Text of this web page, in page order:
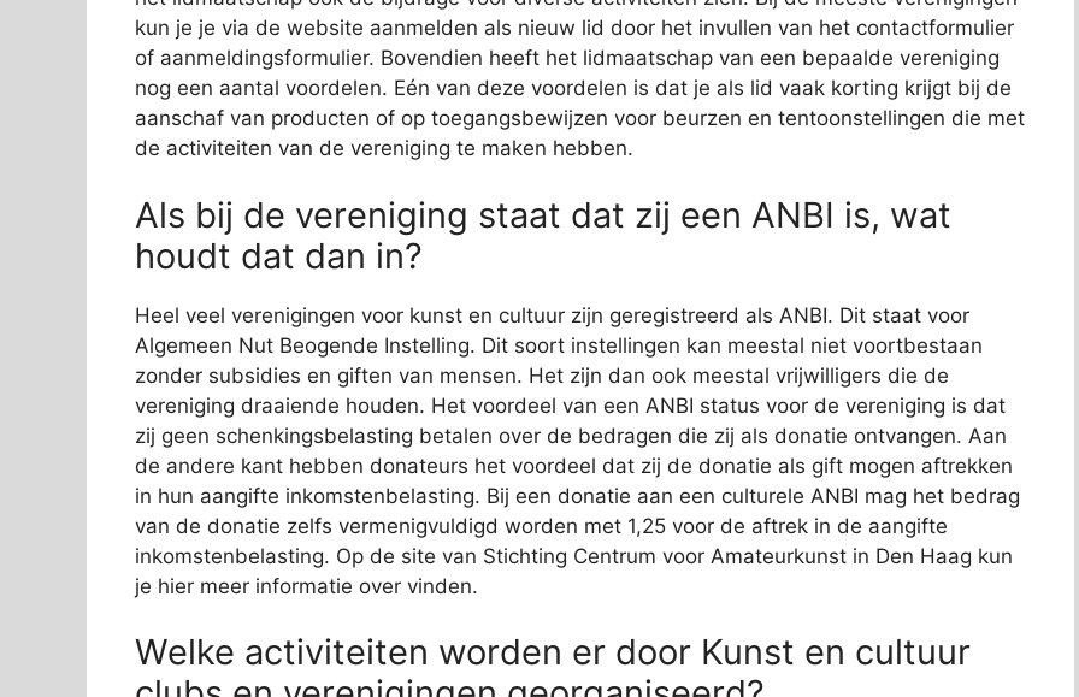
kun je je via de website aanmelden als nieuw lid door het invullen van het contactformulier
of aanmeldingsformulier. Bovendien heeft het lidmaatschap van een bepaalde vereniging
nog een aantal voordelen. Eén van deze voordelen is dat je als lid vaak korting krijgt bij de
aanschaf van producten of op toegangsbewijzen voor beurzen en tentoonstellingen die met
de activiteiten van de vereniging te maken hebben.
Als bij de vereniging staat dat zij een ANBI is, wat
houdt dat dan in?
Heel veel verenigingen voor kunst en cultuur zijn geregistreerd als ANBI. Dit staat voor
Algemeen Nut Beogende Instelling. Dit soort instellingen kan meestal niet voortbestaan
zonder subsidies en giften van mensen. Het zijn dan ook meestal vrijwilligers die de
vereniging draaiende houden. Het voordeel van een ANBI status voor de vereniging is dat
zij geen schenkingsbelasting betalen over de bedragen die zij als donatie ontvangen. Aan
de andere kant hebben donateurs het voordeel dat zij de donatie als gift mogen aftrekken
in hun aangifte inkomstenbelasting. Bij een donatie aan een culturele ANBI mag het bedrag
van de donatie zelfs vermenigvuldigd worden met 1,25 voor de aftrek in de aangifte
inkomstenbelasting. Op de site van Stichting Centrum voor Amateurkunst in Den Haag kun
je hier meer informatie over vinden.
Welke activiteiten worden er door Kunst en cultuur